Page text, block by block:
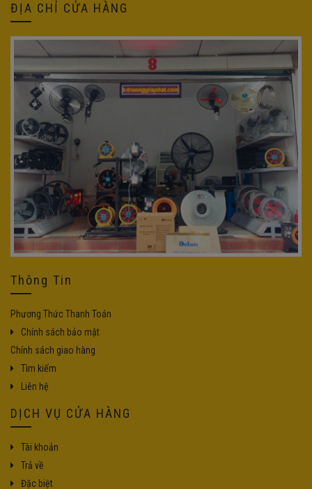
ĐỊA CHỈ CỬA HÀNG
Thông Tin
Phương Thức Thanh Toán
Chính sách bảo mật
Chính sách giao hàng
Tìm kiếm
Liên hệ
DỊCH VỤ CỬA HÀNG
Tài khoản
Trả về
Đặc biệt